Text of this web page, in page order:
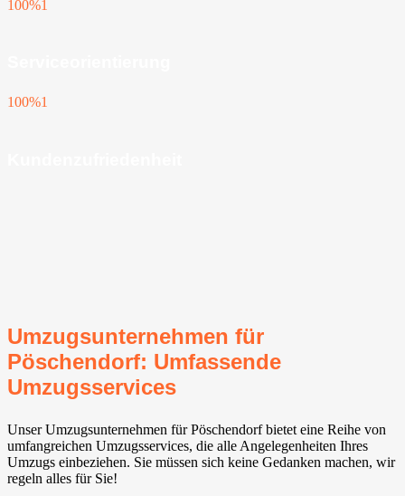
100%1
100%1
Umzugsunternehmen für
Pöschendorf: Umfassende
Umzugsservices
Unser Umzugsunternehmen für Pöschendorf bietet eine Reihe von
umfangreichen Umzugsservices, die alle Angelegenheiten Ihres
Umzugs einbeziehen. Sie müssen sich keine Gedanken machen, wir
regeln alles für Sie!